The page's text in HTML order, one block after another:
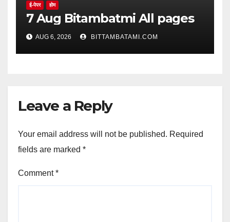
ई-पेपर होम
7 Aug Bitambatmi All pages
AUG 6, 2026 BITTAMBATAMI.COM
Leave a Reply
Your email address will not be published. Required
fields are marked *
Comment*